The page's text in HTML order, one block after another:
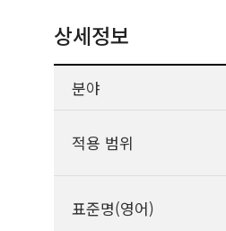
상세정보
분야
적용 범위
표준명(영어)